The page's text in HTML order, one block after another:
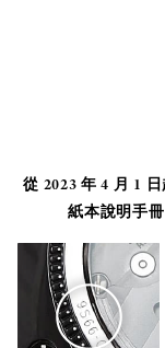
從 2023 年 4 月 1
紙本說明手